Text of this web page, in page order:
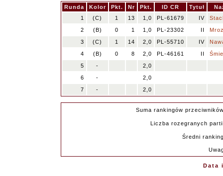
Runda Kolor Pkt. Nr Pkt. ID CR Tytuł
1
(C) 1 13 1,0 PL-61679 IV
2
(B) 0 1 1,0 PL-23302 II
3
(C) 1 14 2,0 PL-55710 IV
4
(B) 0 8 2,0 PL-46161 II
5
-
2,0
6
-
2,0
7
- 2,0
Suma rankingów
Liczba rozegranych
Średni
Data